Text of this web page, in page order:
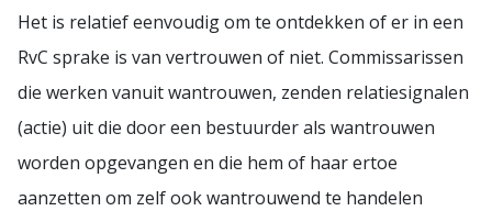
Het is relatief eenvoudig om te ontdekken of er in een
RvC sprake is van vertrouwen of niet. Commissarissen
die werken vanuit wantrouwen, zenden relatiesignalen
(actie) uit die door een bestuurder als wantrouwen
worden opgevangen en die hem of haar ertoe
aanzetten om zelf ook wantrouwend te handelen